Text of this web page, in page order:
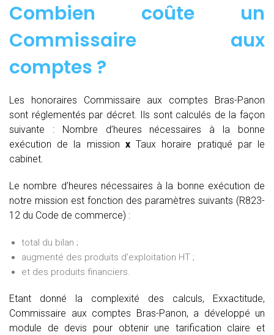
Combien coûte un
Commissaire aux
comptes ?
Les honoraires Commissaire aux comptes Bras-Panon
sont réglementés par décret. Ils sont calculés de la façon
suivante :
Nombre d’heures nécessaires à la bonne
exécution de la mission xTaux horaire pratiqué par le
cabinet.
Le nombre d’heures nécessaires à la bonne exécution de
notre mission est fonction des paramètres suivants (R823-
12 du Code de commerce) :
total du bilan ;
augmenté des produits d’exploitation HT ;
et des produits financiers.
Etant donné la complexité des calculs, Exxactitude,
Commissaire aux comptes Bras-Panon, a développé un
module de devis pour obtenir une tarification claire et